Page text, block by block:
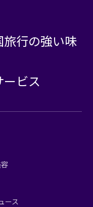
行の強い味
ビス
ース